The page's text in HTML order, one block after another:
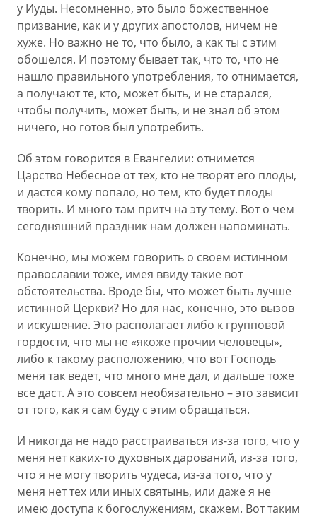
у Иуды. Несомненно, это было божественное
призвание, как и у других апостолов, ничем не
хуже. Но важно не то, что было, а как ты с этим
обошелся. И поэтому бывает так, что то, что не
нашло правильного употребления, то отнимается,
а получают те, кто, может быть, и не старался,
чтобы получить, может быть, и не знал об этом
ничего, но готов был употребить.
Об этом говорится в Евангелии: отнимется
Царство Небесное от тех, кто не творят его плоды,
и дастся кому попало, но тем, кто будет плоды
творить. И много там притч на эту тему. Вот о чем
сегодняшний праздник нам должен напоминать.
Конечно, мы можем говорить о своем истинном
православии тоже, имея ввиду такие вот
обстоятельства. Вроде бы, что может быть лучше
истинной Церкви? Но для нас, конечно, это вызов
и искушение. Это располагает либо к групповой
гордости, что мы не «якоже прочии человецы»,
либо к такому расположению, что вот Господь
меня так ведет, что много мне дал, и дальше тоже
все даст. А это совсем необязательно – это зависит
от того, как я сам буду с этим обращаться.
И никогда не надо расстраиваться из-за того, что у
меня нет каких-то духовных дарований, из-за того,
что я не могу творить чудеса, из-за того, что у
меня нет тех или иных святынь, или даже я не
имею доступа к богослужениям, скажем. Вот таким